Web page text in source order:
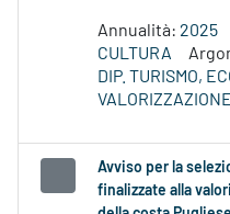
Annualità: 2025
CULTURA
DIP. TURISMO,
Avviso per la
finalizzate alla